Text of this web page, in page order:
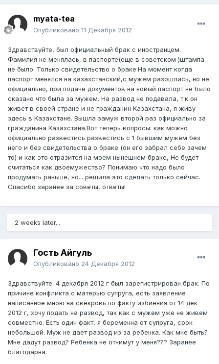
myata-tea
Опубликовано 11 Декабря 2012
Здравствуйте, был официальный брак с иностранцем.
Фамилия не менялась, в паспорте(еще в советском )штампа
не было. Только свидетельство о браке.На момент когда
паспорт менялся на казахстанский,с мужем разошлись, но не
официально, при подаче документов на новый паспорт не было
сказано что была за мужем. На развод не подавала, т.к он
живет в своей стране и не гражданин Казахстана, я живу
здесь в Казахстане. Вышла замуж второй раз официально за
гражданина Казахстана.Вот теперь вопросы: как можно
официально развестись развестись с 1 бывшим мужем без
него и без свидетельства о браке (он его забрал себе зачем
то) и как это отразится на моем нынешнем браке, Не будет
считаться как двоемужество? Понимаю что надо было
продумать раньше, но... решила это сделать только сейчас.
Спасибо заранее за советы, ответы!
2 weeks later...
Гость Айгуль
Опубликовано 24 Декабря 2012
Здравствуйте. 4 декабря 2012 г был зарегистрирован брак. По
причине конфликта с матерью супруга, есть заявление
написанное мною на свекровь по факту избиения от 14 дек
2012 г, хочу подать на развод, так как с мужем уже не живем
совместно. Есть один факт, я беременна от супруга, срок
небольшой. Муж не дает развод из за ребенка. Как мне быть?
Мне дадут развод? Ребенка не отнимут у меня??? Заранее
благодарна.